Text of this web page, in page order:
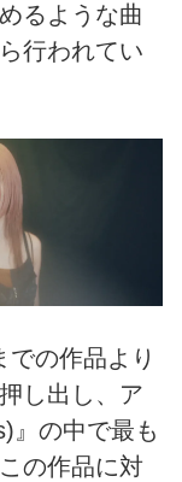
るような曲
行われてい
での作品より
し出し、ア
』の中で最も
の作品に対